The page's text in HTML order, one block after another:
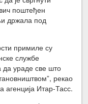
поштеђен
држала под
примиле су
службе
да ураде све што
рекао
агенција Итар-Тасс.